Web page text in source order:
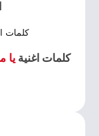
كلمات
كلمات اغنيةيا